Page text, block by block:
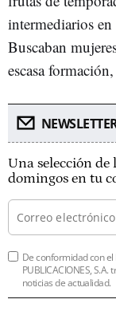
intermediarios
Buscaban
escasa
Una selección de
domingos en tu
De conformidad con el
PUBLICACIONES,
noticias de actualidad.